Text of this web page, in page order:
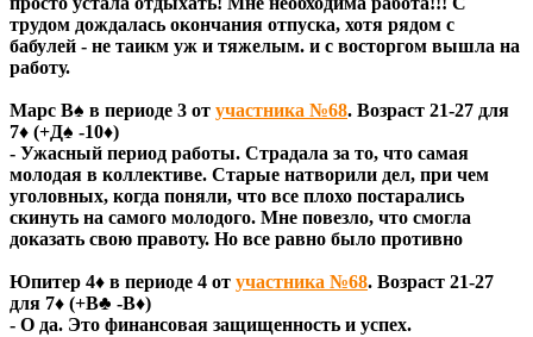
трудом дождалась окончания отпуска, хотя рядом с
бабулей - не таикм уж и тяжелым. и с восторгом вышла на
работу.
Марс В♠ в периоде 3 от участника №68. Возраст 21-27 для
7♦ (+Д♠ -10♦)
- Ужасный период работы. Страдала за то, что самая
молодая в коллективе. Старые натворили дел, при чем
уголовных, когда поняли, что все плохо постарались
скинуть на самого молодого. Мне повезло, что смогла
доказать свою правоту. Но все равно было противно
Юпитер 4♦ в периоде 4 от участника №68. Возраст 21-27
для 7♦ (+В♣ -В♦)
- О да. Это финансовая защищенность и успех.